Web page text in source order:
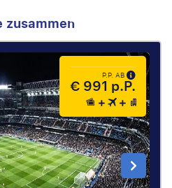
zusammen
P.P. AB
€ 991 p.P.